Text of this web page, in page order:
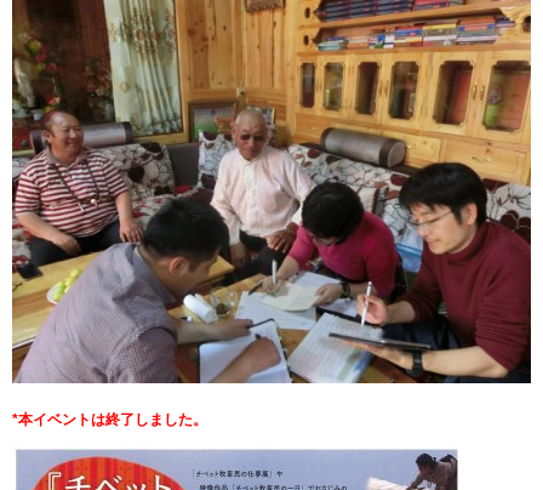
*本イベントは終了しました。